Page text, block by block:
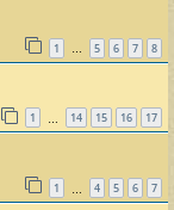
1 … 5 6 7 8
1 14 15 16 17
1 4 5 6 7